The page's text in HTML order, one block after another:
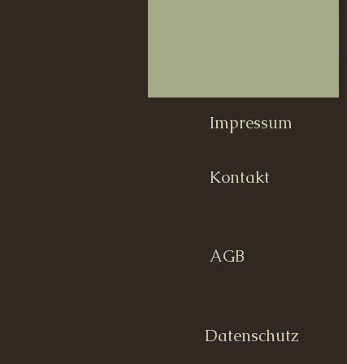
Impressum
Kontakt
AGB
Datenschutz